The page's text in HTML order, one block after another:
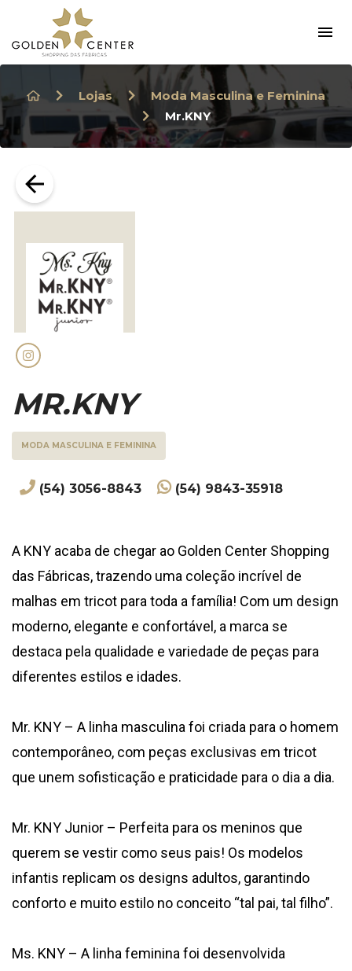
Lojas
Moda Masculina e Feminina
Mr.KNY
MR.KNY
MODA MASCULINA E FEMININA
(54) 3056-8843 (54) 9843-35918
A KNY acaba de chegar ao Golden Center Shopping
das Fábricas, trazendo uma coleção incrível de
malhas em tricot para toda a família! Com um design
moderno, elegante e confortável, a marca se
destaca pela qualidade e variedade de peças para
diferentes estilos e idades.
Mr. KNY – A linha masculina foi criada para o homem
contemporâneo, com peças exclusivas em tricot
que unem sofisticação e praticidade para o dia a dia.
Mr. KNY Junior – Perfeita para os meninos que
querem se vestir como seus pais! Os modelos
infantis replicam os designs adultos, garantindo
conforto e muito estilo no conceito “tal pai, tal filho”.
Ms. KNY – A linha feminina foi desenvolvida